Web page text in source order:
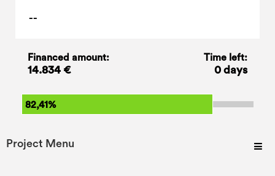
Financed amount:
14.834 €
Time left:
0 days
82,41%
Project Menu